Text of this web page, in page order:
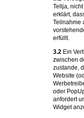
Tellja,
erklärt,
Teilnahme
erfüllt.
3.2 Ein
zwischen
zustande,
Website
oder
anfordert
Widget